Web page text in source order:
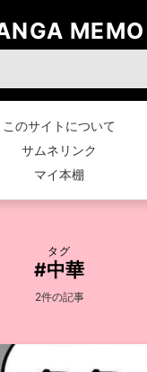
MEMO
このサイトについて
サムネリンク
マイ本棚
タグ
#中華
2件の記事